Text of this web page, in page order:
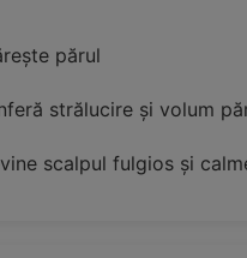
părul
strălucire și volum
scalpul fulgios și